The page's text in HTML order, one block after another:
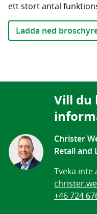
ett stort antal
Ladda ned
Vill du
Christer
Retail and
Tveka inte
+46 724